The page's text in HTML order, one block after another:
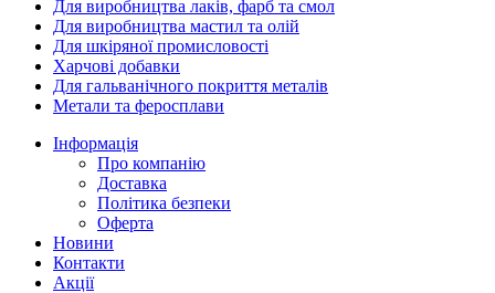
Для виробництва лаків, фарб та смол
Для виробництва мастил та олій
Для шкіряної промисловості
Харчові добавки
Для гальванічного покриття металів
Метали та феросплави
Інформація
Про компанію
Доставка
Політика безпеки
Оферта
Новини
Контакти
Акції